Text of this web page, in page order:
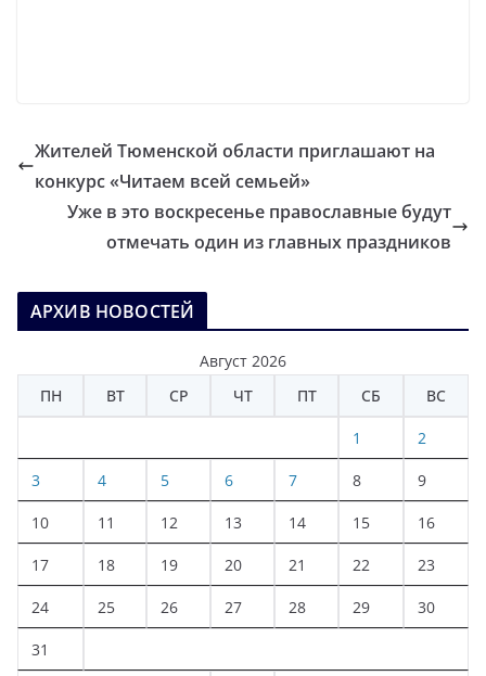
Жителей Тюменской области приглашают на
конкурс «Читаем всей семьей»
Уже в это воскресенье православные будут
отмечать один из главных праздников
АРХИВ НОВОСТЕЙ
Август 2026
ПН
ВТ СР ЧТ ПТ СБ ВС
1 2
3 4 5 6 7 8 9
10 11 12 13 14 15 16
17 18 19 20 21 22 23
24 25 26 27 28 29 30
31